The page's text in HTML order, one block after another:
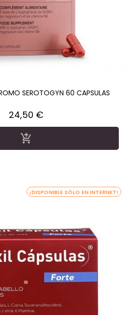
SEROTOGYN 60 CAPSULAS
Precio
24,50 €

¡DISPONIBLE SÓLO EN INTERNET!